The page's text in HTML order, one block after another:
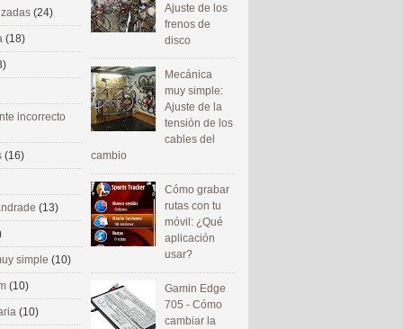
Ajuste de los
frenos de
disco
Mecánica
muy simple:
Ajuste de la
tensión de los
cables del
cambio
Cómo grabar
rutas con tu
móvil: ¿Qué
aplicación
usar?
Gamin Edge
705 - Cómo
cambiar la
(24)
(18)
incorrecto
(16)
(13)
simple (10)
(10)
(10)